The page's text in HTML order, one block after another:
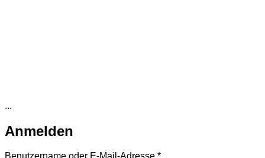
...
Anmelden
Erforderlich